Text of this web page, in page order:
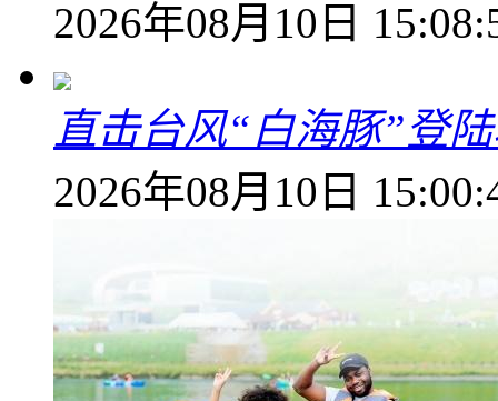
2026年08月10日
直击台风“白海豚”登
2026年08月10日